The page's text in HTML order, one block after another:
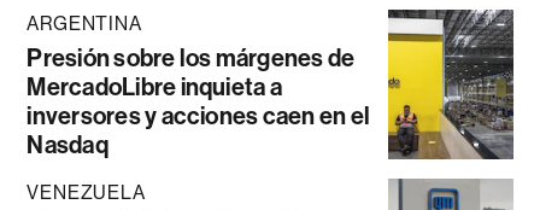
ARGENTINA
Presión sobre los márgenes de
MercadoLibre inquieta a
inversores y acciones caen en el
Nasdaq
VENEZUELA